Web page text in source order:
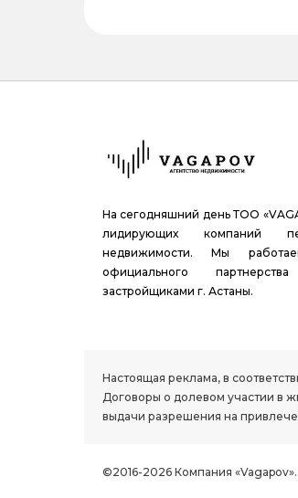
На сегодняшний день ТОО
лидирующих компаний
недвижимости. Мы
официального
застройщиками г. Астаны.
Настоящая реклама, в
Договоры о долевом участии в
выдачи разрешения на
©2016-2026 Компания